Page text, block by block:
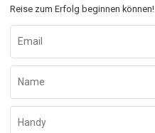
Reise zum Erfolg beginnen können!